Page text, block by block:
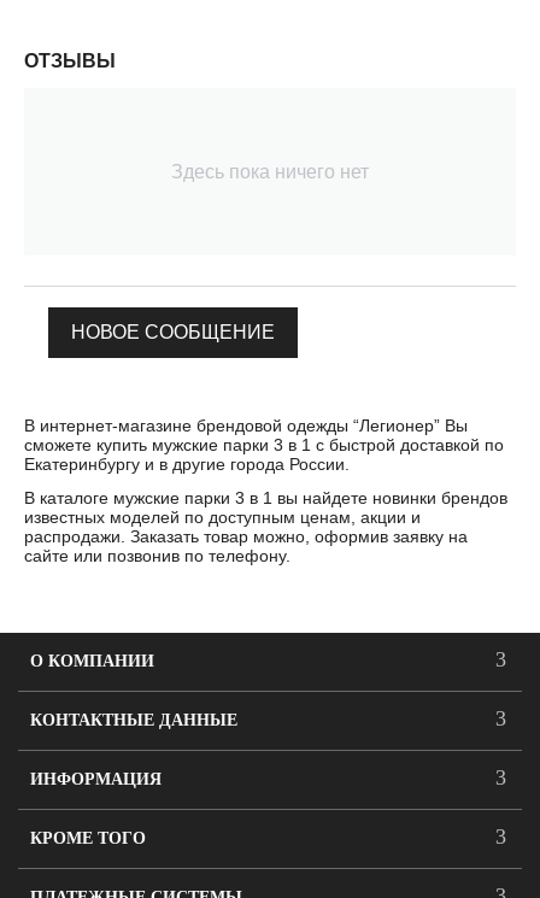
ОТЗЫВЫ
Здесь пока ничего нет
НОВОЕ СООБЩЕНИЕ
В интернет-магазине брендовой одежды “Легионер” Вы
сможете купить мужские парки 3 в 1 с быстрой доставкой по
Екатеринбургу и в другие города России.
В каталоге мужские парки 3 в 1 вы найдете новинки брендов
известных моделей по доступным ценам, акции и
распродажи. Заказать товар можно, оформив заявку на
сайте или позвонив по телефону.
О КОМПАНИИ
КОНТАКТНЫЕ ДАННЫЕ
ИНФОРМАЦИЯ
КРОМЕ ТОГО